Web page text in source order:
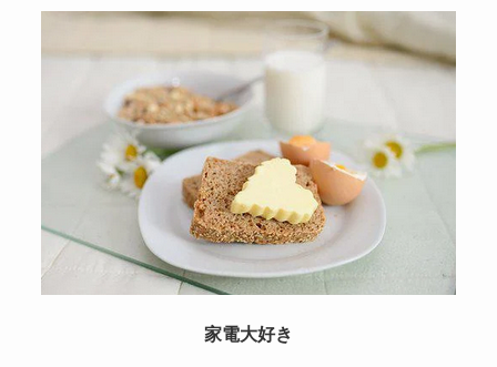
家電大好き